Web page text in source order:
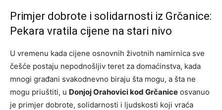
Primjer dobrote i solidarnosti iz Grčanice:
Pekara vratila cijene na stari nivo
U vremenu kada cijene osnovnih životnih namirnica sve
češće postaju nepodnošljiv teret za domaćinstva, kada
mnogi građani svakodnevno biraju šta mogu, a šta ne
mogu priuštiti, u Donjoj Orahovici kod Grčanice osvanuo
je primjer dobrote, solidarnosti i ljudskosti koji vraća